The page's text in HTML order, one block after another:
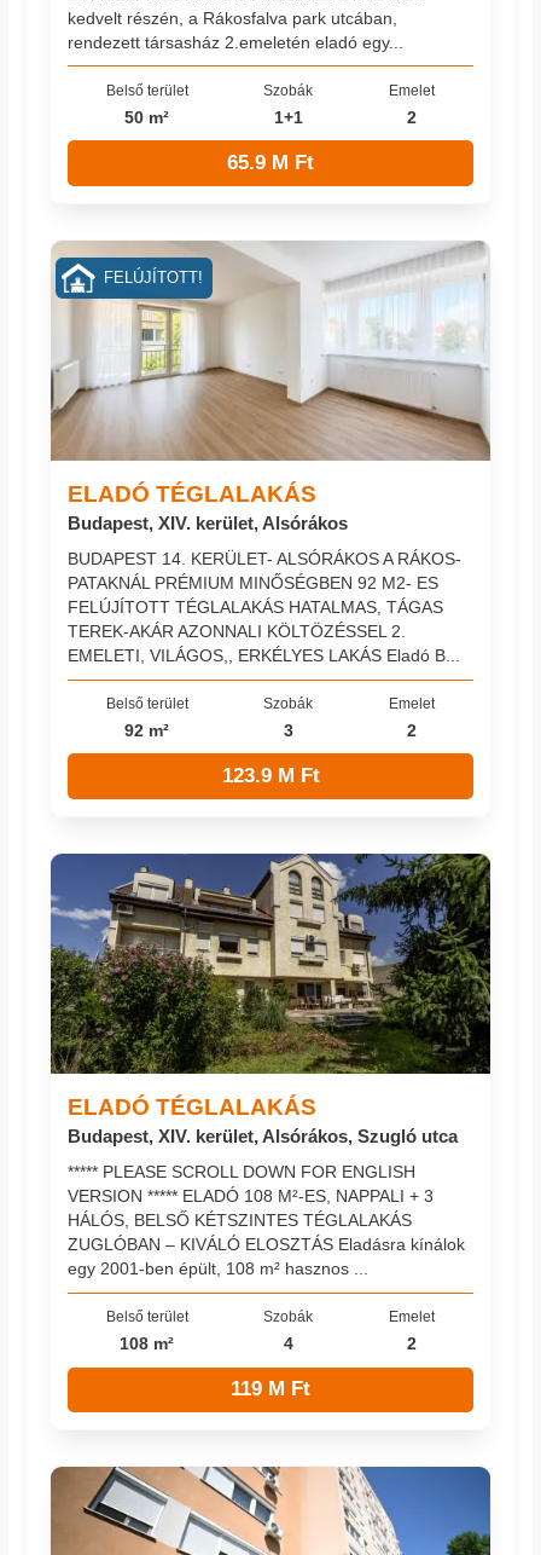
kedvelt részén, a Rákosfalva park utcában,
rendezett társasház 2.emeletén eladó egy...
Belső terület
50 m²
Szobák
1+1
Emelet
2
65.9 M Ft
ELADÓ TÉGLALAKÁS
Budapest, XIV. kerület, Alsórákos
BUDAPEST 14. KERÜLET- ALSÓRÁKOS A RÁKOS-
PATAKNÁL PRÉMIUM MINŐSÉGBEN 92 M2- ES
FELÚJÍTOTT TÉGLALAKÁS HATALMAS, TÁGAS
TEREK-AKÁR AZONNALI KÖLTÖZÉSSEL 2.
EMELETI, VILÁGOS,, ERKÉLYES LAKÁS Eladó B...
Belső terület
92 m²
Szobák
3
Emelet
2
123.9 M Ft
FELÚJÍTOTT!
ELADÓ TÉGLALAKÁS
Budapest, XIV. kerület, Alsórákos, Szugló utca
***** PLEASE SCROLL DOWN FOR ENGLISH
VERSION ***** ELADÓ 108 M²-ES, NAPPALI + 3
HÁLÓS, BELSŐ KÉTSZINTES TÉGLALAKÁS
ZUGLÓBAN – KIVÁLÓ ELOSZTÁS Eladásra kínálok
egy 2001-ben épült, 108 m² hasznos ...
Belső terület
108 m²
Szobák
4
Emelet
2
119 M Ft